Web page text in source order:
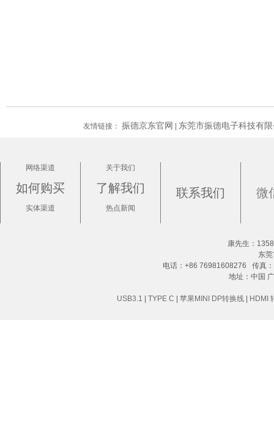
友情链接： 振德京东官网 东莞市振德电子科技有
网络渠道
如何购买
实体渠道
关于我们
了解我们
热点新闻
联系我们 微
康先生：
东
电话：+86 76981608276 传真
地址：中国
USB3.1 TYPE C 苹果MINI DP转换线 HDMI